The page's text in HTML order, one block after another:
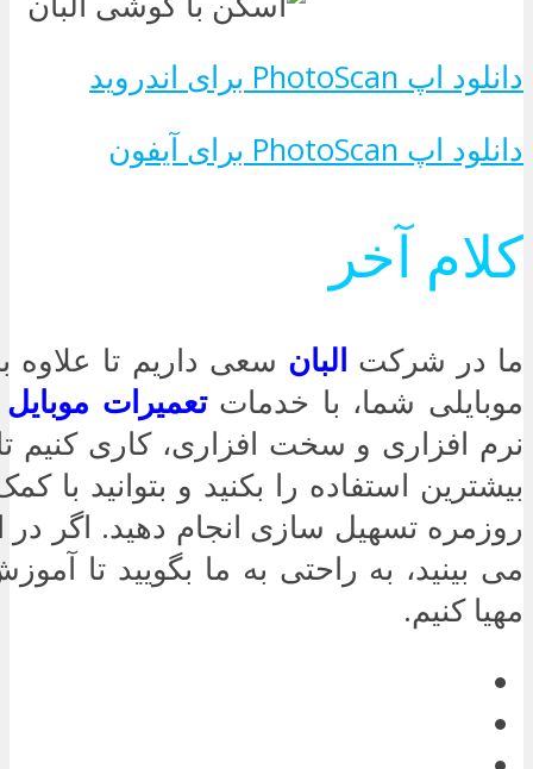
دانلود اپ PhotoScan برای اندروید
دانلود اپ PhotoScan برای آیفون
کلام آخر
ما در شرکت البان سعی داریم تا
موبایلی شما، با خدماتتعمیرات
نرم افزاری و سخت افزاری، کاری کنیم
بیشترین استفاده را بکنید و بتوانید با
روزمره تسهیل سازی انجام دهید. اگر در
می بینید، به راحتی به ما بگویید تا
مهیا کنیم.